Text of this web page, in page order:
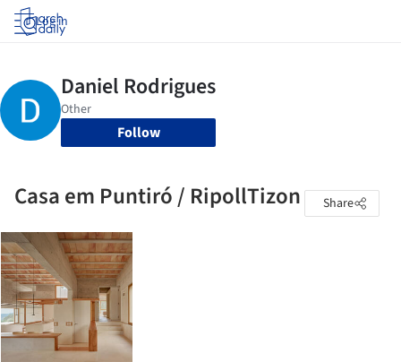
Log in
Follow
Casa em Puntiró / RipollTizon Share